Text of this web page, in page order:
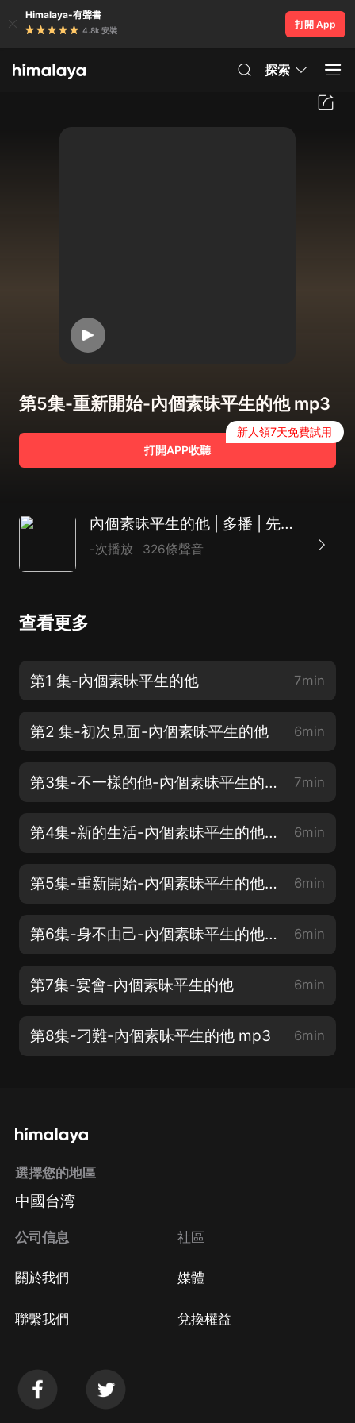
Himalaya-有聲書
4.8k 安裝
打開 App
探索
第5集-重新開始-內個素昧平生的他 mp3
打開APP收聽
新人領7天免費試用
內個素昧平生的他 | 多播 | 先婚后愛
-次播放 326條聲音
查看更多
第1 集-內個素昧平生的他 7min
第2 集-初次見面-內個素昧平生的他 6min
第3集-不一樣的他-內個素昧平生的他 mp3 7min
第4集-新的生活-內個素昧平生的他 mp3 6min
第5集-重新開始-內個素昧平生的他 mp3 6min
第6集-身不由己-內個素昧平生的他 mp3 6min
第7集-宴會-內個素昧平生的他 6min
第8集-刁難-內個素昧平生的他 mp3 6min
選擇您的地區
中國台湾
公司信息
關於我們
聯繫我們
社區
媒體
兌換權益